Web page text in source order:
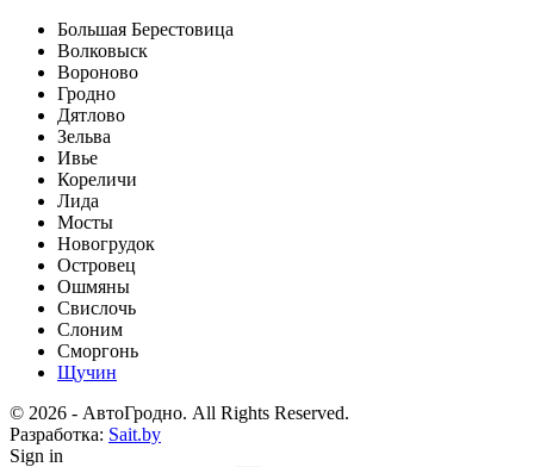
Большая Берестовица
Волковыск
Вороново
Гродно
Дятлово
Зельва
Ивье
Кореличи
Лида
Мосты
Новогрудок
Островец
Ошмяны
Свислочь
Слоним
Сморгонь
Щучин
© 2026 - АвтоГродно. All Rights Reserved.
Разработка: Sait.by
Sign in